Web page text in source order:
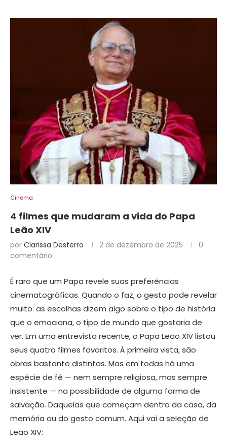
Cinema
4 filmes que mudaram a vida do Papa
Leão XIV
por Clarissa Desterro 2 de dezembro de 2025
0
comentário
É raro que um Papa revele suas preferências
cinematográficas. Quando o faz, o gesto pode revelar
muito: as escolhas dizem algo sobre o tipo de história
que o emociona, o tipo de mundo que gostaria de
ver. Em uma entrevista recente, o Papa Leão XIV listou
seus quatro filmes favoritos. À primeira vista, são
obras bastante distintas. Mas em todas há uma
espécie de fé — nem sempre religiosa, mas sempre
insistente — na possibilidade de alguma forma de
salvação. Daquelas que começam dentro da casa, da
memória ou do gesto comum. Aqui vai a seleção de
Leão XIV: